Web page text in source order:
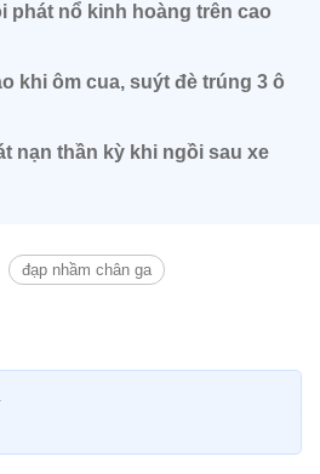
phát nổ kinh hoàng trên cao
khi ôm cua, suýt đè trúng 3 ô
nạn thần kỳ khi ngồi sau xe
đạp nhầm chân ga